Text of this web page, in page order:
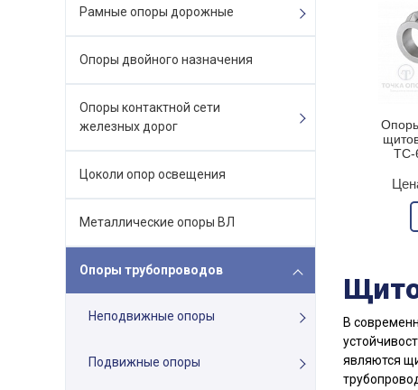
Рамные опоры дорожные
Опоры двойного назначения
Опоры контактной сети
железных дорог
Цоколи опор освещения
Металлические опоры ВЛ
Опоры трубопроводов
Неподвижные опоры
Подвижные опоры
ТС-
В
являются